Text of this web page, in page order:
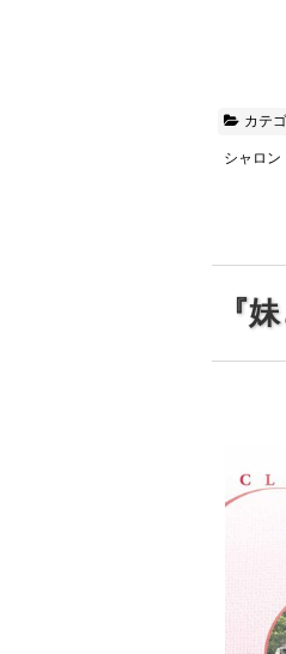
カテ
シャロン
『